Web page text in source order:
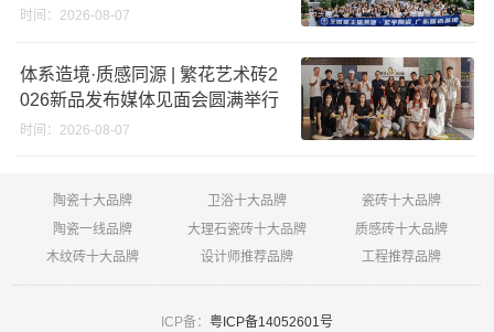
时间：2026-08-07
体系造境·质感同源 | 繁花艺术砖2
026新品发布媒体见面会圆满举行
时间：2026-08-07
陶瓷十大品牌 卫浴十大品牌
瓷砖十大品牌
陶瓷一线品牌
大理石瓷砖十大品牌
质感砖十大品牌
木纹砖十大品牌
设计师推荐品牌 工程推荐品牌
ICP备： 粤ICP备14052601号